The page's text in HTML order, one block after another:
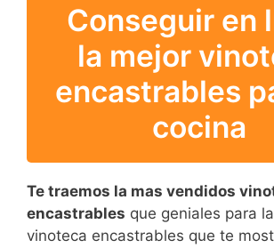
Conseguir en
la mejor
encastrables
cocina
Te traemos la mas vendidos
encastrables que geniales para
vinoteca encastrables que te